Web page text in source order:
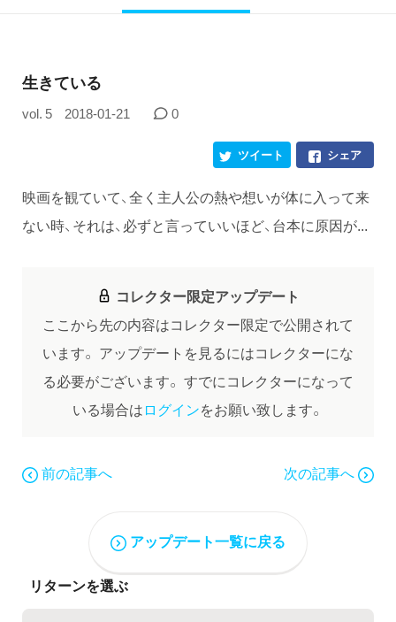
生きている
vol. 5 2018-01-21 0
シェア
ツイート
映画を観ていて、全く主人公の熱や想いが体に入って来
ない時、それは、必ずと言っていいほど、台本に原因が...
コレクター限定アップデート
ここから先の内容はコレクター限定で公開されて
います。 アップデートを見るにはコレクターにな
る必要がございます。 すでにコレクターになって
いる場合はログインをお願い致します。
前の記事へ 次の記事へ
アップデート一覧に戻る
リターンを選ぶ